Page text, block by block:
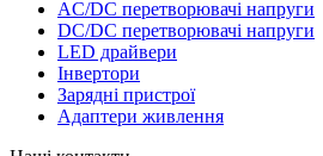
AC/DC перетворювачі напруги
DC/DC перетворювачі напруги
LED драйвери
Інвертори
Зарядні пристрої
Адаптери живлення